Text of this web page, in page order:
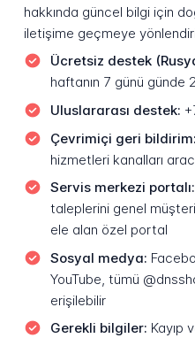
hakkında güncel bilgi için
iletişime geçmeye
Ücretsiz destek
haftanın 7 günü günde
Uluslararası destek:
Çevrimiçi geri bildirim:
hizmetleri kanalları
Servis merkezi portalı:
taleplerini genel
ele alan özel portal
Sosyal medya:
YouTube, tümü
erişilebilir
Gerekli bilgiler: Kayıp